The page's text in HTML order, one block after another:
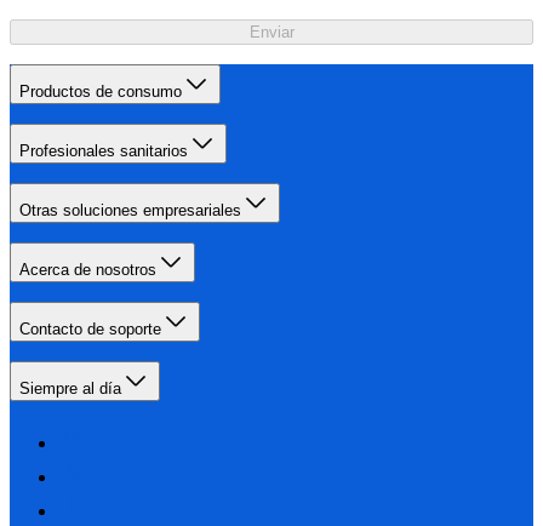
Enviar
Productos de consumo
Profesionales sanitarios
Otras soluciones empresariales
Acerca de nosotros
Contacto de soporte
Siempre al día